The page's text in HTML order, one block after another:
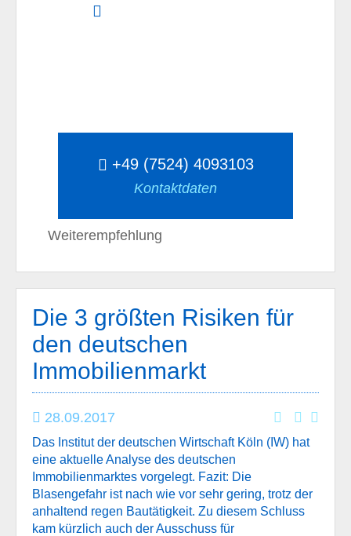
+49 (7524) 4093103
Kontaktdaten
Weiterempfehlung
Die 3 größten Risiken für
den deutschen
Immobilienmarkt
28.09.2017
Das Institut der deutschen Wirtschaft Köln (IW) hat
eine aktuelle Analyse des deutschen
Immobilienmarktes vorgelegt. Fazit: Die
Blasengefahr ist nach wie vor sehr gering, trotz der
anhaltend regen Bautätigkeit. Zu diesem Schluss
kam kürzlich auch der Ausschuss für